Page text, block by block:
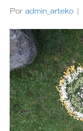
Por admin_arteko